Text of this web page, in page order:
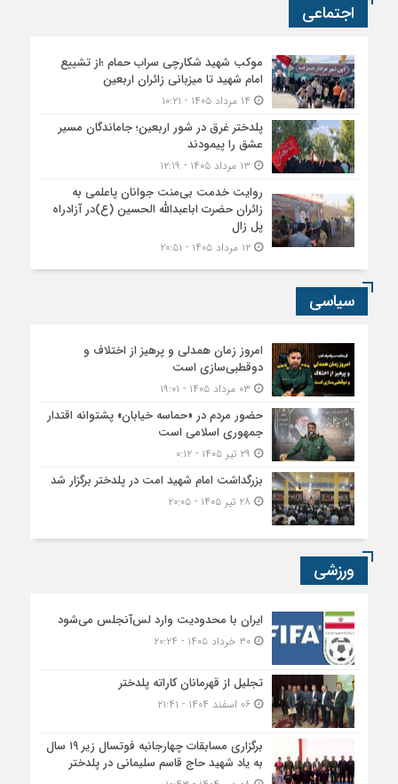
اجتماعی
موکب شهید شکارچی سراب حمام ؛از تشییع
امام شهید تا میزبانی زائران اربعین
پلدختر غرق در شور اربعین؛ جاماندگان مسیر
عشق را پیمودند
روایت خدمت بی‌منت جوانان پاعلمی به
زائران حضرت اباعبدالله الحسین (ع)در آزادراه
پل زال
۱۲ مرداد ۱۴۰۵ - ۲۰:۵۱
سیاسی
امروز زمان همدلی و پرهیز از اختلاف و
دوقطبی‌سازی است
حضور مردم در «حماسه خیابان» پشتوانه اقتدار
جمهوری اسلامی است
بزرگداشت امام شهید امت در پلدختر برگزار شد
ورزشی
ایران با محدودیت وارد لس‌آنجلس می‌شود
۳۰ خرداد ۱۴۰۵ - ۲۰:۲۴
تجلیل از قهرمانان کاراته پلدختر
۰۶ اسفند ۱۴۰۴ - ۲۱:۴۱
برگزاری مسابقات چهارجانبه فوتسال زیر ۱۹ سال
به یاد شهید حاج قاسم سلیمانی در پلدختر